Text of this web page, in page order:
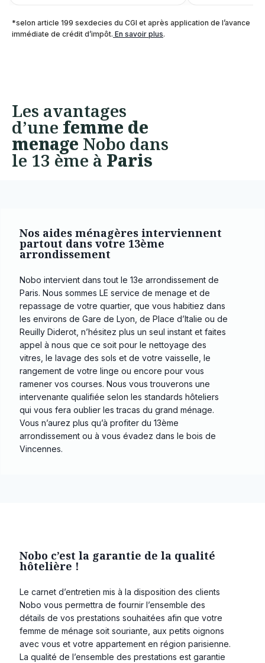
*selon article 199 sexdecies du CGI et après application de l’avance
immédiate de crédit d’impôt. En savoir plus.
Les avantages
d’une femme de
menage Nobo dans
le 13 ème à Paris
Nos aides ménagères interviennent
partout dans votre 13ème
arrondissement
Nobo intervient dans tout le 13e arrondissement de
Paris. Nous sommes LE service de menage et de
repassage de votre quartier, que vous habitiez dans
les environs de Gare de Lyon, de Place d’Italie ou de
Reuilly Diderot, n’hésitez plus un seul instant et faites
appel à nous que ce soit pour le nettoyage des
vitres, le lavage des sols et de votre vaisselle, le
rangement de votre linge ou encore pour vous
ramener vos courses. Nous vous trouverons une
intervenante qualifiée selon les standards hôteliers
qui vous fera oublier les tracas du grand ménage.
Vous n’aurez plus qu’à profiter du 13ème
arrondissement ou à vous évadez dans le bois de
Vincennes.
Nobo c’est la garantie de la qualité
hôtelière !
Le carnet d’entretien mis à la disposition des clients
Nobo vous permettra de fournir l’ensemble des
détails de vos prestations souhaitées afin que votre
femme de ménage soit souriante, aux petits oignons
avec vous et votre appartement en région parisienne.
La qualité de l’ensemble des prestations est garantie